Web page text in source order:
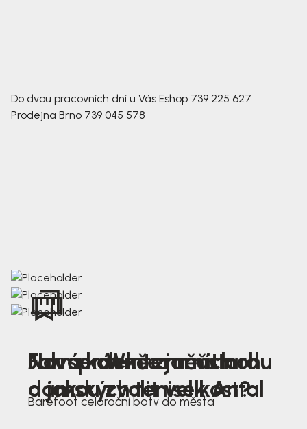
Do dvou pracovních dní u Vás Eshop 739 225 627
Prodejna Brno 739 045 578
Nová kolekce jarních
dámských tenisek Antal
Jak správně změřit nohu
a jakou zvolit velikost?
Farmer Winter mustard
Barefoot celoroční boty do města